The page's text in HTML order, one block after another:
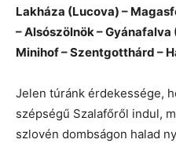
Lakháza (Lucova) –
– Alsószölnök –
Minihof – Szentgotthárd –
Jelen túránk érdekessége,
szépségű Szalafőről indul,
szlovén dombságon halad